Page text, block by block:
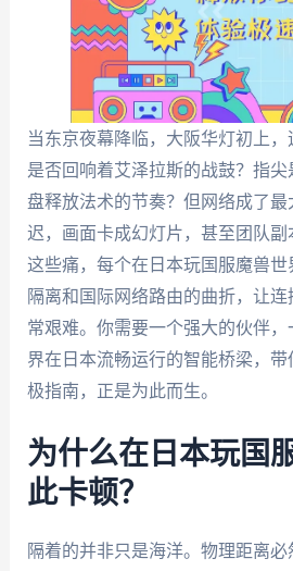
当东京夜幕降临，大阪华灯初上
是否回响着艾泽拉斯的战鼓？指
盘释放法术的节奏？但网络成了
迟，画面卡成幻灯片，甚至团队
这些痛，每个在日本玩国服魔兽
隔离和国际网络路由的曲折，让
常艰难。你需要一个强大的伙伴
界在日本流畅运行的智能桥梁，
极指南，正是为此而生。
为什么在日本玩国
此卡顿？
隔着的并非只是海洋。物理距离